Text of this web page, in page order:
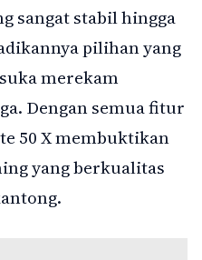
sangat stabil hingga
pilihan yang
merekam
Dengan semua fitur
50 X membuktikan
yang berkualitas